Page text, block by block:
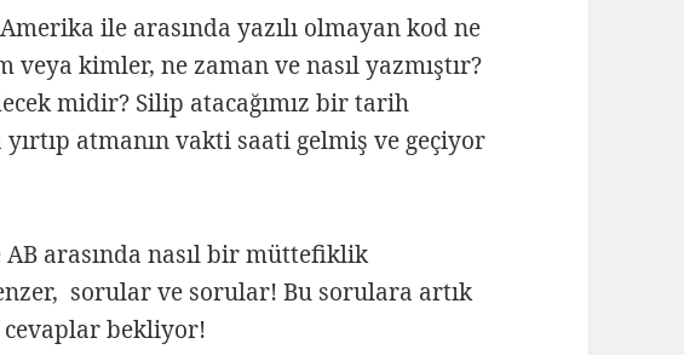
ile arasında yazılı olmayan kod ne
kimler, ne zaman ve nasıl yazmıştır?
midir? Silip atacağımız bir tarih
atmanın vakti saati gelmiş ve geçiyor
arasında nasıl bir müttefiklik
sorular ve sorular! Bu sorulara artık
cevaplar bekliyor!